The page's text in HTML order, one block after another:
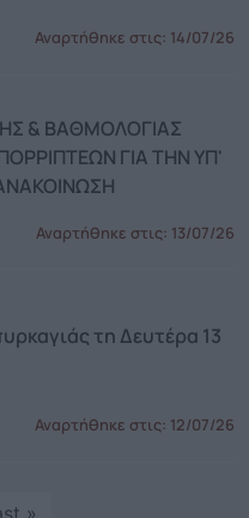
Αναρτήθηκε στις: 14/07/26
& ΒΑΘΜΟΛΟΓΙΑΣ
ΓΙΑ ΤΗΝ ΥΠ'
Αναρτήθηκε στις: 13/07/26
τη Δευτέρα 13
Αναρτήθηκε στις: 12/07/26
»